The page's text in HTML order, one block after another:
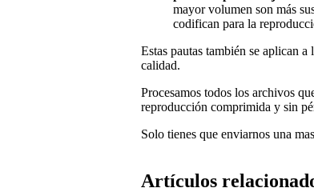
mayor volumen son más
codifican para la
Estas pautas también se aplican
calidad.
Procesamos todos los archivos
reproducción comprimida y sin
Solo tienes que enviarnos una
Artículos